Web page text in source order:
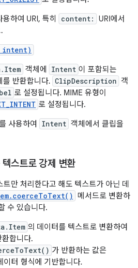
용하여 URI, 특히 content:
URI에서
intent)
객체에 Intent 이 포함되는
를 반환합니다. ClipDescription 객
로 설정됩니다. MIME 유형이
로 설정됩니다.
사용하여 Intent 객체에서 클립을
스트로 강제 변환
만 처리한다고 해도 텍스트가 아닌 데
메서드로 변환하
수 있습니다.
의 데이터를 텍스트로 변환하여
합니다.
가 반환하는 값은
이터 형식에 기반합니다.